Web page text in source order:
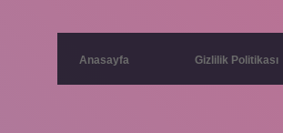
Anasayfa Gizlilik Politikası